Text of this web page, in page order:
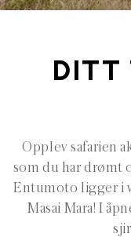
DITT
Opplev safarien
som du har drømt
Entumoto ligger i
Masai Mara! I